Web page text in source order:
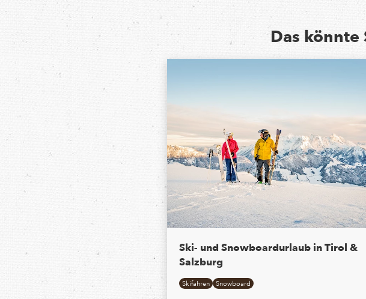
Das
Ski- und Snowboardurlaub in Tirol &
Salzburg
Skifahren Snowboard